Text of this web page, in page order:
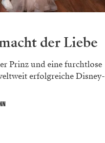
der Liebe
Prinz und eine furchtlose
erfolgreiche Disney-